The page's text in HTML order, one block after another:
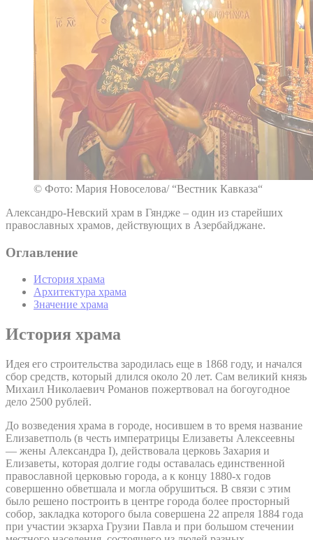
© Фото: Мария Новоселова/ “Вестник Кавказа“
Александро-Невский храм в Гяндже – один из старейших
православных храмов, действующих в Азербайджане.
Оглавление
История храма
Архитектура храма
Значение храма
История храма
Идея его строительства зародилась еще в 1868 году, и начался
сбор средств, который длился около 20 лет. Сам великий князь
Михаил Николаевич Романов пожертвовал на богоугодное
дело 2500 рублей.
До возведения храма в городе, носившем в то время название
Елизаветполь (в честь императрицы Елизаветы Алексеевны
— жены Александра I), действовала церковь Захария и
Елизаветы, которая долгие годы оставалась единственной
православной церковью города, а к концу 1880-х годов
совершенно обветшала и могла обрушиться. В связи с этим
было решено построить в центре города более просторный
собор, закладка которого была совершена 22 апреля 1884 года
при участии экзарха Грузии Павла и при большом стечении